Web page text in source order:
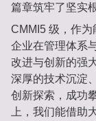
篇章筑牢了坚实
CMMI5 级，作
企业在管理体系
改进与创新的强
深厚的技术沉淀
创新探索，成功
上，我们能借助